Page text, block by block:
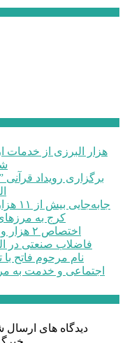
برگزاری رویداد
کرج به
فاضلاب صنعتی در
نام مرحوم فاتح
اجتماعی و خدمت به
دیدگاه های